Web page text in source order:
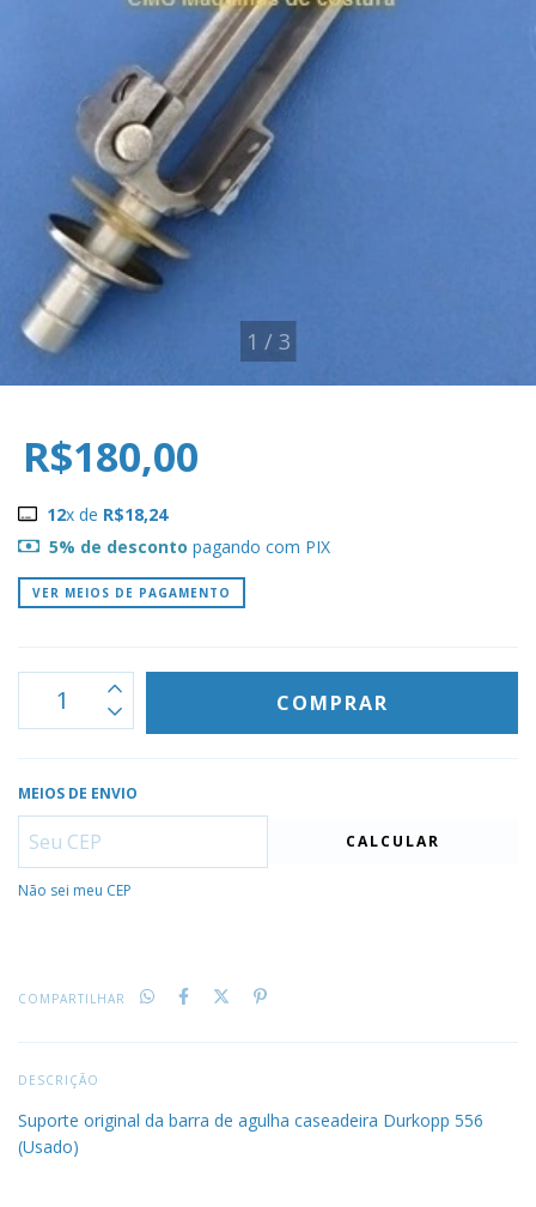
1 / 3
R$180,00
12x de R$18,24
5% de desconto pagando com PIX
VER MEIOS DE PAGAMENTO
MEIOS DE ENVIO
CALCULAR
Não sei meu CEP
COMPARTILHAR
DESCRIÇÃO
Suporte original da barra de agulha caseadeira Durkopp 556
(Usado)